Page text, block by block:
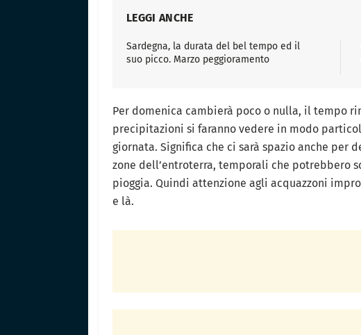
LEGGI ANCHE
Sardegna, la durata del bel tempo ed il
suo picco. Marzo peggioramento
Per domenica cambierà poco o nulla, il tempo
precipitazioni si faranno vedere in modo
giornata. Significa che ci sarà spazio anche
zone dell’entroterra, temporali che potrebbero
pioggia. Quindi attenzione agli acquazzoni
e là.